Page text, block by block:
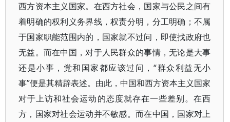
西方资本主义国家。在西方社会，国家与公民之间有
着明确的权利义务界线，权责分明，分工明确；不属
于国家职能范围内的，国家就不过问，即使找政府也
无益。而在中国，对于人民群众的事情，无论是大事
还是小事，党和国家都应该过问，“群众利益无小
事”便是其精辟表述。由此，中国和西方资本主义国家
对于上访和社会运动的态度就存在一些差别。在西
方，国家对社会运动并不敏感。而在中国，国家对上